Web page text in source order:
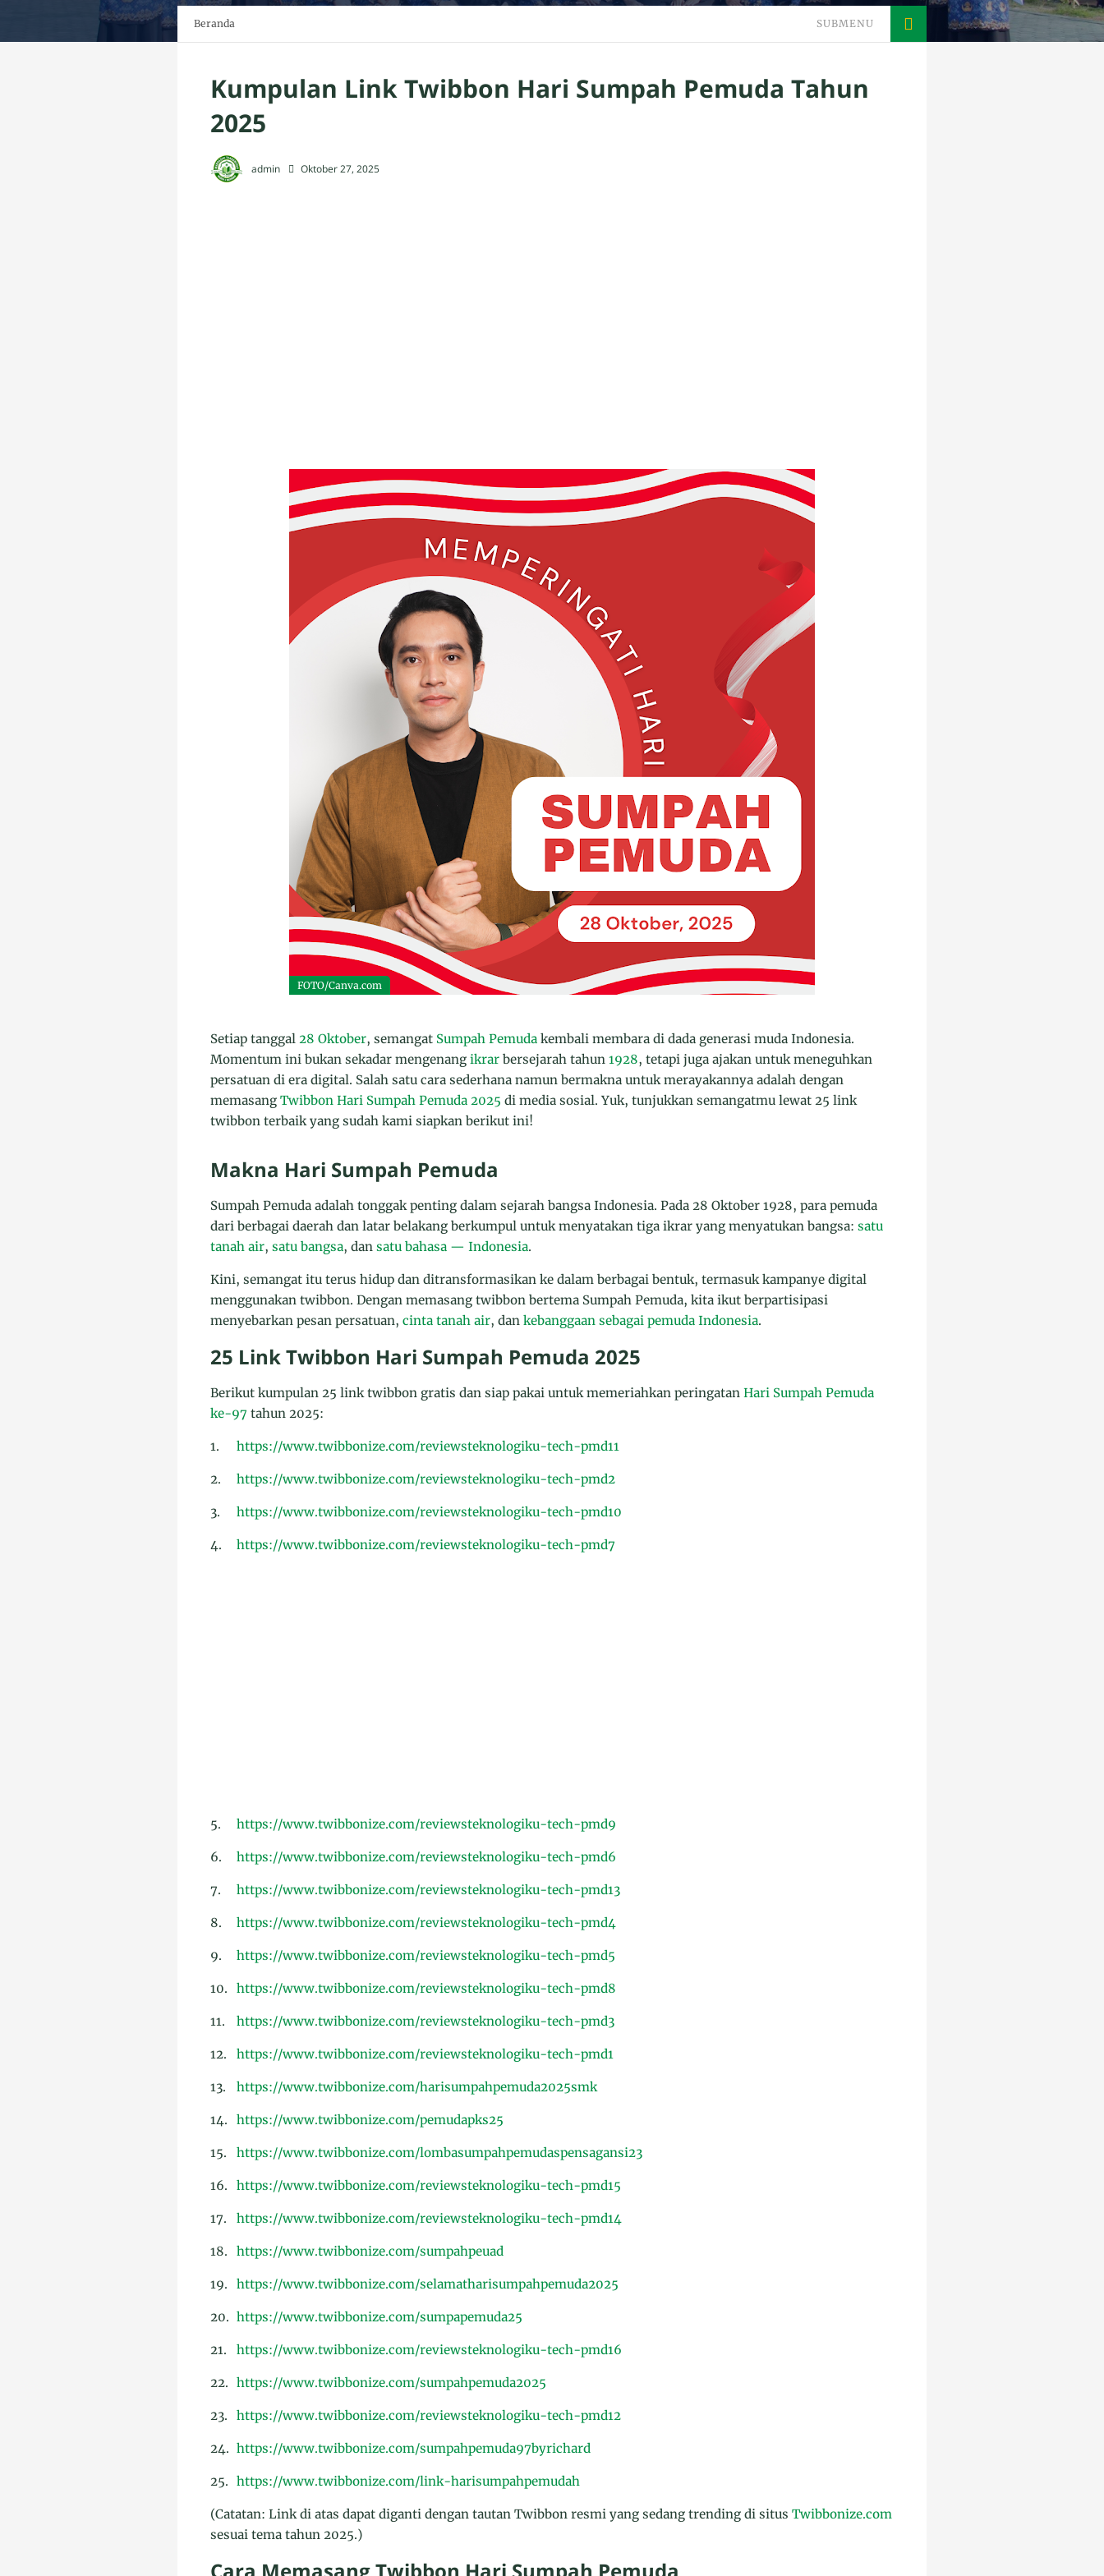
Beranda SUBMENU
Kumpulan Link Twibbon Hari Sumpah Pemuda Tahun
2025
admin Oktober 27, 2025
FOTO/Canva.com
Setiap tanggal 28 Oktober, semangat Sumpah Pemuda kembali membara di dada generasi muda Indonesia.
Momentum ini bukan sekadar mengenang ikrar bersejarah tahun 1928, tetapi juga ajakan untuk meneguhkan
persatuan di era digital. Salah satu cara sederhana namun bermakna untuk merayakannya adalah dengan
memasang Twibbon Hari Sumpah Pemuda 2025 di media sosial. Yuk, tunjukkan semangatmu lewat 25 link
twibbon terbaik yang sudah kami siapkan berikut ini!
Makna Hari Sumpah Pemuda
Sumpah Pemuda adalah tonggak penting dalam sejarah bangsa Indonesia. Pada 28 Oktober 1928, para pemuda
dari berbagai daerah dan latar belakang berkumpul untuk menyatakan tiga ikrar yang menyatukan bangsa: satu
tanah air, satu bangsa, dan satu bahasa — Indonesia.
Kini, semangat itu terus hidup dan ditransformasikan ke dalam berbagai bentuk, termasuk kampanye digital
menggunakan twibbon. Dengan memasang twibbon bertema Sumpah Pemuda, kita ikut berpartisipasi
menyebarkan pesan persatuan, cinta tanah air, dan kebanggaan sebagai pemuda Indonesia.
25 Link Twibbon Hari Sumpah Pemuda 2025
Berikut kumpulan 25 link twibbon gratis dan siap pakai untuk memeriahkan peringatan Hari Sumpah Pemuda
ke-97 tahun 2025:
1. https://www.twibbonize.com/reviewsteknologiku-tech-pmd11
2. https://www.twibbonize.com/reviewsteknologiku-tech-pmd2
3. https://www.twibbonize.com/reviewsteknologiku-tech-pmd10
4. https://www.twibbonize.com/reviewsteknologiku-tech-pmd7
5. https://www.twibbonize.com/reviewsteknologiku-tech-pmd9
6. https://www.twibbonize.com/reviewsteknologiku-tech-pmd6
7. https://www.twibbonize.com/reviewsteknologiku-tech-pmd13
8. https://www.twibbonize.com/reviewsteknologiku-tech-pmd4
9. https://www.twibbonize.com/reviewsteknologiku-tech-pmd5
10. https://www.twibbonize.com/reviewsteknologiku-tech-pmd8
11. https://www.twibbonize.com/reviewsteknologiku-tech-pmd3
12. https://www.twibbonize.com/reviewsteknologiku-tech-pmd1
13. https://www.twibbonize.com/harisumpahpemuda2025smk
14. https://www.twibbonize.com/pemudapks25
15. https://www.twibbonize.com/lombasumpahpemudaspensagansi23
16. https://www.twibbonize.com/reviewsteknologiku-tech-pmd15
17. https://www.twibbonize.com/reviewsteknologiku-tech-pmd14
18. https://www.twibbonize.com/sumpahpeuad
19. https://www.twibbonize.com/selamatharisumpahpemuda2025
20. https://www.twibbonize.com/sumpapemuda25
21. https://www.twibbonize.com/reviewsteknologiku-tech-pmd16
22. https://www.twibbonize.com/sumpahpemuda2025
23. https://www.twibbonize.com/reviewsteknologiku-tech-pmd12
24. https://www.twibbonize.com/sumpahpemuda97byrichard
25. https://www.twibbonize.com/link-harisumpahpemudah
(Catatan: Link di atas dapat diganti dengan tautan Twibbon resmi yang sedang trending di situs Twibbonize.com
sesuai tema tahun 2025.)